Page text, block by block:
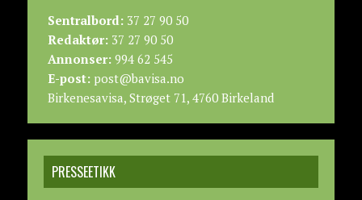
Sentralbord:37 27 90 50
Redaktør:37 27 90 50
Annonser:994 62 545
E-post:post@bavisa.no
Birkenesavisa, Strøget 71, 4760 Birkeland
PRESSEETIKK